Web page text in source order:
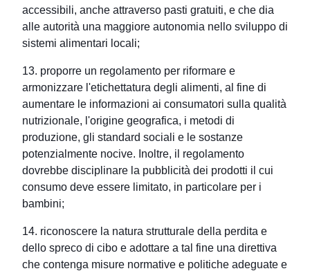
accessibili, anche attraverso pasti gratuiti, e che dia
alle autorità una maggiore autonomia nello sviluppo di
sistemi alimentari locali;
13. proporre un regolamento per riformare e
armonizzare l'etichettatura degli alimenti, al fine di
aumentare le informazioni ai consumatori sulla qualità
nutrizionale, l'origine geografica, i metodi di
produzione, gli standard sociali e le sostanze
potenzialmente nocive. Inoltre, il regolamento
dovrebbe disciplinare la pubblicità dei prodotti il cui
consumo deve essere limitato, in particolare per i
bambini;
14. riconoscere la natura strutturale della perdita e
dello spreco di cibo e adottare a tal fine una direttiva
che contenga misure normative e politiche adeguate e